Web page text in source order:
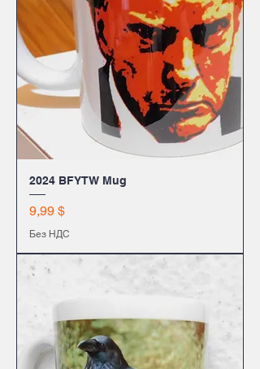
2024 BFYTW Mug
Цена
9,99 $
Без НДС